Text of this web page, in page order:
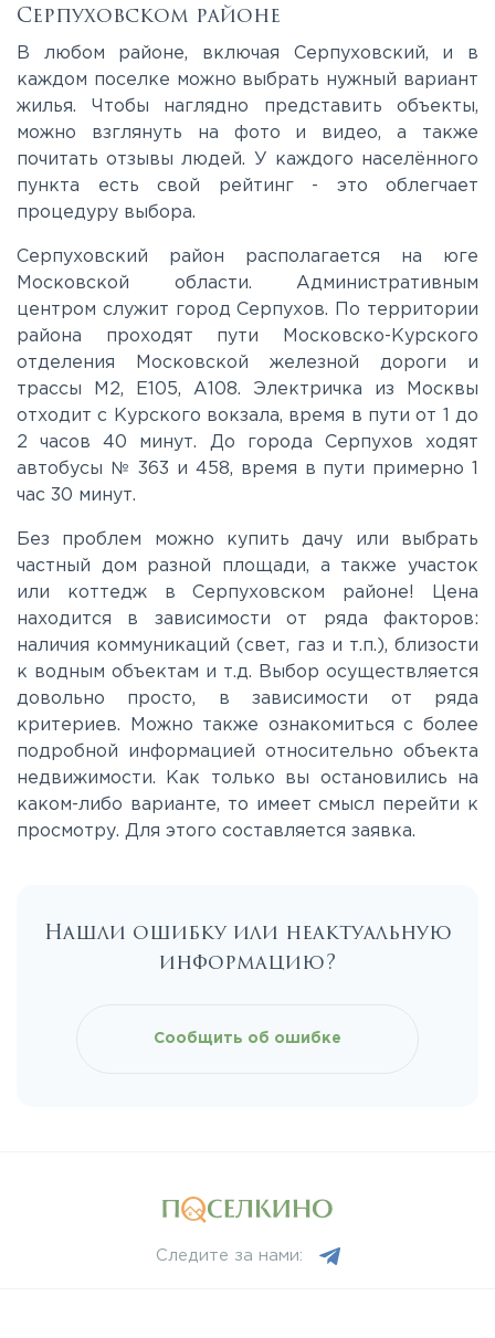
Киевское
Минское
Новорижское
Носовихинское
Пятницкое
Рублево-Успенское
Серпуховском районе
В любом районе, включая Серпуховский, и в
каждом поселке можно выбрать нужный вариант
жилья. Чтобы наглядно представить объекты,
можно взглянуть на фото и видео, а также
почитать отзывы людей. У каждого населённого
пункта есть свой рейтинг - это облегчает
процедуру выбора.
Серпуховский район располагается на юге
Московской области. Административным
центром служит город Серпухов. По территории
района проходят пути Московско-Курского
отделения Московской железной дороги и
трассы М2, E105, A108. Электричка из Москвы
отходит с Курского вокзала, время в пути от 1 до
2 часов 40 минут. До города Серпухов ходят
автобусы № 363 и 458, время в пути примерно 1
час 30 минут.
Без проблем можно купить дачу или выбрать
частный дом разной площади, а также участок
или коттедж в Серпуховском районе! Цена
находится в зависимости от ряда факторов:
наличия коммуникаций (свет, газ и т.п.), близости
к водным объектам и т.д. Выбор осуществляется
довольно просто, в зависимости от ряда
критериев. Можно также ознакомиться с более
подробной информацией относительно объекта
недвижимости. Как только вы остановились на
каком-либо варианте, то имеет смысл перейти к
просмотру. Для этого составляется заявка.
Нашли ошибку или неактуальную
информацию?
Сообщить об ошибке
Следите за нами: